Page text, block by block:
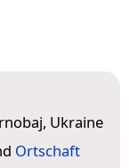
Ukraine
Ortschaft